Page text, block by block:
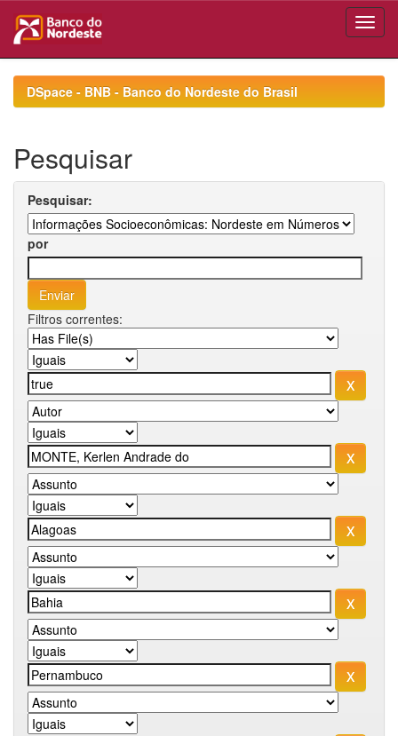
navigationDSpace - BNB - Banco do Nordeste do Brasil
Pesquisar
Pesquisar:
por
Filtros correntes: